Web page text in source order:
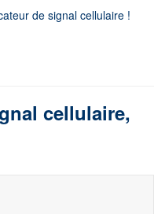
de signal cellulaire !
cellulaire,